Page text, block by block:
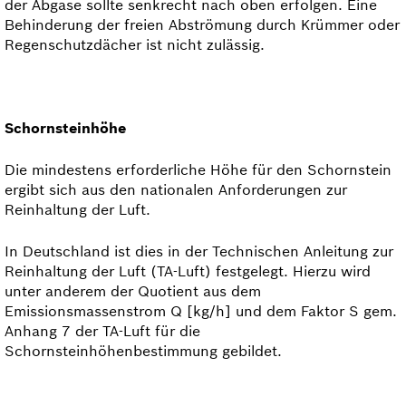
der Abgase sollte senkrecht nach oben erfolgen. Eine
Behinderung der freien Abströmung durch Krümmer oder
Regen­schutzdächer ist nicht zulässig.
Schornsteinhöhe
Die mindestens erforderliche Höhe für den Schornstein
ergibt sich aus den nationalen Anforderungen zur
Reinhaltung der Luft.
In Deutschland ist dies in der Technischen Anleitung zur
Reinhaltung der Luft (TA-Luft) festgelegt. Hierzu wird
unter anderem der Quotient aus dem
Emissionsmassenstrom Q [kg/h] und dem Faktor S gem.
Anhang 7 der TA-Luft für die
Schornsteinhöhenbestimmung gebildet.